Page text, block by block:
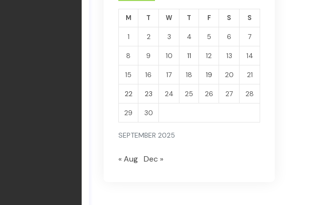
SEPTEMBER 2025
M T W T F S S
1 2 3 4 5 6 7
8 9 10 11 12 13 14
15 16 17 18 19 20 21
22 23 24 25 26 27 28
29 30
« Aug Dec »